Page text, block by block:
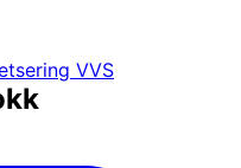
VVS